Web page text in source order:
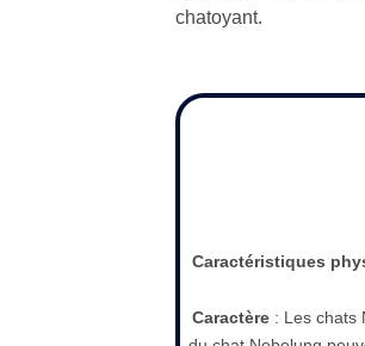
chatoyant.
Caractéristiques
Caractère: Les chats